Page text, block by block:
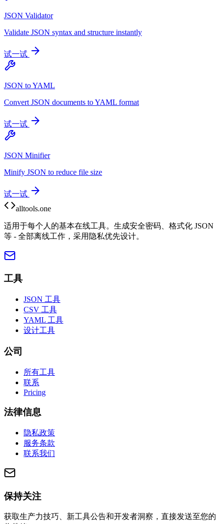
JSON Validator
Validate JSON syntax and structure instantly
试一试
JSON to YAML
Convert JSON documents to YAML format
试一试
JSON Minifier
Minify JSON to reduce file size
试一试
alltools.one
适用于每个人的基本在线工具。生成安全密码、格式化 JSON
等 - 全部离线工作，采用隐私优先设计。
工具
JSON 工具
CSV 工具
YAML 工具
设计工具
公司
所有工具
联系
Pricing
法律信息
隐私政策
服务条款
联系我们
保持关注
获取生产力技巧、新工具公告和开发者洞察，直接发送至您的